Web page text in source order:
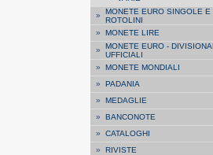
» MONETE EURO SINGOLE E
ROTOLINI
» MONETE LIRE
» MONETE EURO -
UFFICIALI
» MONETE MONDIALI
» PADANIA
» MEDAGLIE
» BANCONOTE
» CATALOGHI
» RIVISTE